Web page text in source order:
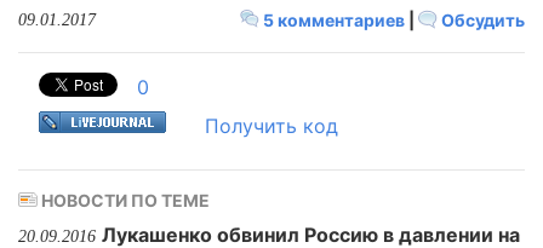
5 комментариев Обсудить
09.01.2017
0
Получить код
НОВОСТИ ПО ТЕМЕ
20.09.2016 Лукашенко обвинил Россию в давлении на